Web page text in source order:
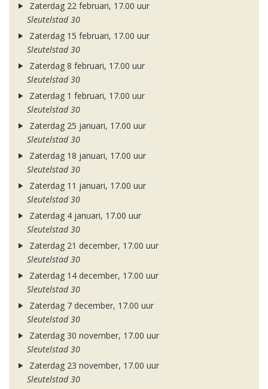
Zaterdag 22 februari, 17.00 uur
Sleutelstad 30
Zaterdag 15 februari, 17.00 uur
Sleutelstad 30
Zaterdag 8 februari, 17.00 uur
Sleutelstad 30
Zaterdag 1 februari, 17.00 uur
Sleutelstad 30
Zaterdag 25 januari, 17.00 uur
Sleutelstad 30
Zaterdag 18 januari, 17.00 uur
Sleutelstad 30
Zaterdag 11 januari, 17.00 uur
Sleutelstad 30
Zaterdag 4 januari, 17.00 uur
Sleutelstad 30
Zaterdag 21 december, 17.00 uur
Sleutelstad 30
Zaterdag 14 december, 17.00 uur
Sleutelstad 30
Zaterdag 7 december, 17.00 uur
Sleutelstad 30
Zaterdag 30 november, 17.00 uur
Sleutelstad 30
Zaterdag 23 november, 17.00 uur
Sleutelstad 30